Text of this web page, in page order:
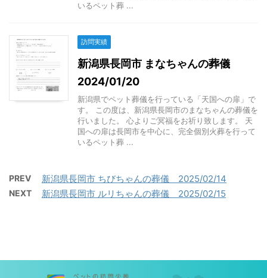
いるペット葬 ...
訪問実績
新潟県長岡市 まなちゃんの葬儀
2024/01/20
新潟県でペット葬儀を行っている「天国への扉」で
す。 この度は、新潟県長岡市のまなちゃんの葬儀を
行いました。 心よりご冥福をお祈り致します。 天
国への扉は長岡市を中心に、完全個別火葬を行って
いるペット葬 ...
PREV 新潟県長岡市 ちびちゃんの葬儀 2025/02/14
NEXT 新潟県長岡市 ルリちゃんの葬儀 2025/02/15